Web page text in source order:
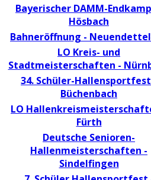
Bayerischer DAMM-
Hösbach
Bahneröffnung -
LO Kreis- und
Stadtmeisterschaften -
34. Schüler-
Büchenbach
LO
Fürth
Deutsche Senioren-
Hallenmeisterschaften -
Sindelfingen